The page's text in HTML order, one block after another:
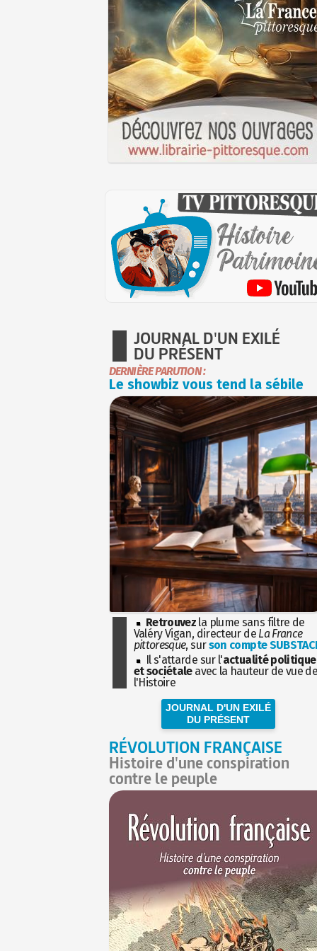
JOURNAL D'UN EXILÉ
DU PRÉSENT
DERNIÈRE PARUTION :
Le showbiz vous tend la sébile
Retrouvez la plume sans filtre de
Valéry Vigan, directeur de La France
pittoresque, surson compte
Il s'attarde sur l'actualité politique
et sociétaleavec la hauteur de vue
l'Histoire
JOURNAL D'UN EXILÉ
DU PRÉSENT
RÉVOLUTION FRANÇAISE
Histoire d'une conspiration
contre le peuple